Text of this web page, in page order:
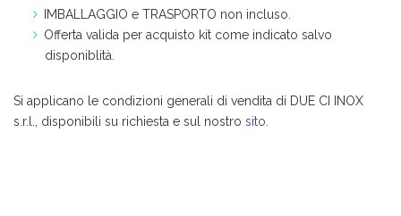
IMBALLAGGIO e TRASPORTO non incluso.
Offerta valida per acquisto kit come indicato salvo
disponiblità.
Si applicano le condizioni generali di vendita di DUE CI INOX
s.r.l., disponibili su richiesta e sul nostro sito